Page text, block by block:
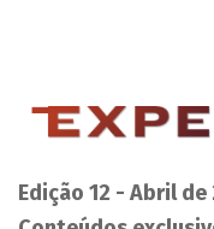
Edição 12 - Abril de